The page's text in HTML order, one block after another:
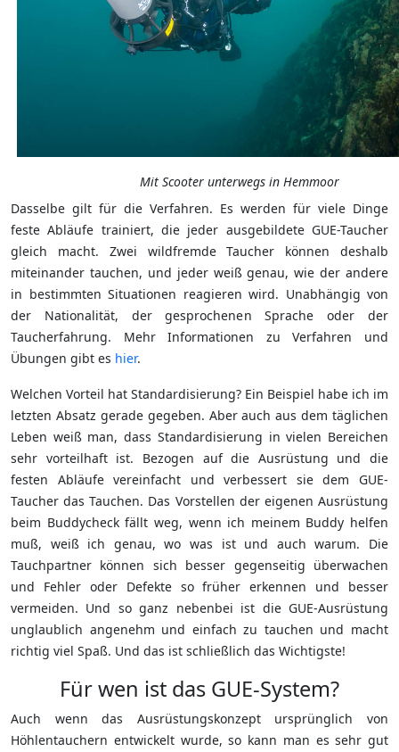
Mit Scooter unterwegs in Hemmoor
Dasselbe gilt für die Verfahren. Es werden für viele Dinge
feste Abläufe trainiert, die jeder ausgebildete GUE-Taucher
gleich macht. Zwei wildfremde Taucher können deshalb
miteinander tauchen, und jeder weiß genau, wie der andere
in bestimmten Situationen reagieren wird. Unabhängig von
der Nationalität, der gesprochenen Sprache oder der
Taucherfahrung. Mehr Informationen zu Verfahren und
Übungen gibt es hier.
Welchen Vorteil hat Standardisierung? Ein Beispiel habe ich im
letzten Absatz gerade gegeben. Aber auch aus dem täglichen
Leben weiß man, dass Standardisierung in vielen Bereichen
sehr vorteilhaft ist. Bezogen auf die Ausrüstung und die
festen Abläufe vereinfacht und verbessert sie dem GUE-
Taucher das Tauchen. Das Vorstellen der eigenen Ausrüstung
beim Buddycheck fällt weg, wenn ich meinem Buddy helfen
muß, weiß ich genau, wo was ist und auch warum. Die
Tauchpartner können sich besser gegenseitig überwachen
und Fehler oder Defekte so früher erkennen und besser
vermeiden. Und so ganz nebenbei ist die GUE-Ausrüstung
unglaublich angenehm und einfach zu tauchen und macht
richtig viel Spaß. Und das ist schließlich das Wichtigste!
Für wen ist das GUE-System?
Auch wenn das Ausrüstungskonzept ursprünglich von
Höhlentauchern entwickelt wurde, so kann man es sehr gut